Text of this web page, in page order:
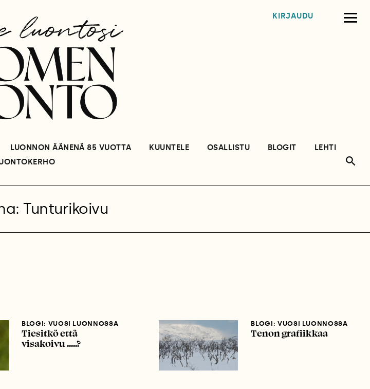
KIRJAUDU
LUONNON ÄÄNENÄ 85 VUOTTA KUUNTELE OSALLISTU BLOGIT
LEHTI
Tunturikoivu
BLOGI: VUOSI LUONNOSSA
Tiesitkö että
visakoivu .....?
BLOGI: VUOSI LUONNOSSA
Tenon grafiikkaa